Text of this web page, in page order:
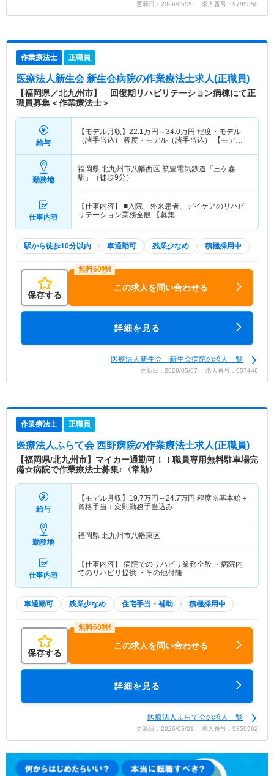
更新日：2026/05/20 求人番号：9785858
作業療法士 正職員
医療法人新生会 新生会病院の作業療法士求人(正職員)
【福岡県／北九州市】 回復期リハビリテーション病棟にて正
職員募集＜作業療法士＞
給与
【モデル月収】 22.1 万円～34.0万円 程度・モデル
（諸手当込） 程度・モデル（諸手当込） 【モデル
程度・モデル（賞与込）
勤務地
福岡県 北九州市八幡西区 筑豊電気鉄道「三ケ森
駅」（徒歩9分）
仕事内容
【仕事内容】 ■入院、外来患者、デイケアのリハビ
リテーション業務全般 【募集…
駅から徒歩10分以内 車通勤可 残業少なめ 積極採用中
保存する
この求人を問い合わせる
詳細を見る
医療法人新生会 新生会病院の求人一覧
更新日：2026/05/07 求人番号：657446
作業療法士 正職員
医療法人ふらて会 西野病院の作業療法士求人(正職員)
【福岡県/北九州市】マイカー通勤可！！職員専用無料駐車場完
備☆病院で作業療法士募集♪〈常勤〉
給与
【モデル月収】 19.7万円～24.7万円 程度※基本給＋
資格手当＋変則勤務手当込み
勤務地
福岡県 北九州市八幡東区
仕事内容
【仕事内容】 病院でのリハビリ業務全般 ・病院内
でのリハビリ提供 ・その他付随…
車通勤可 残業少なめ 住宅手当・補助 積極採用中
保存する
この求人を問い合わせる
詳細を見る
医療法人ふらて会の求人一覧
更新日：2026/05/01 求人番号：9859962